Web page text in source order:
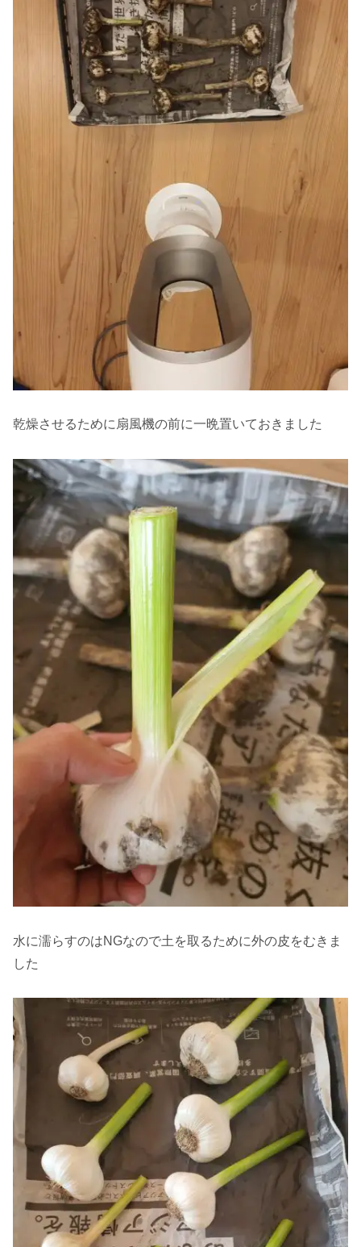
乾燥させるために扇風機の前に一晩置いておきました
水に濡らすのはNGなので土を取るために外の皮をむきま
した